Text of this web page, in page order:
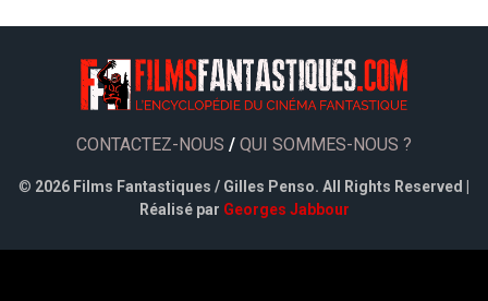
CONTACTEZ-NOUS / QUI SOMMES-NOUS ?
© 2026 Films Fantastiques / Gilles Penso. All Rights Reserved |
Réalisé par Georges Jabbour